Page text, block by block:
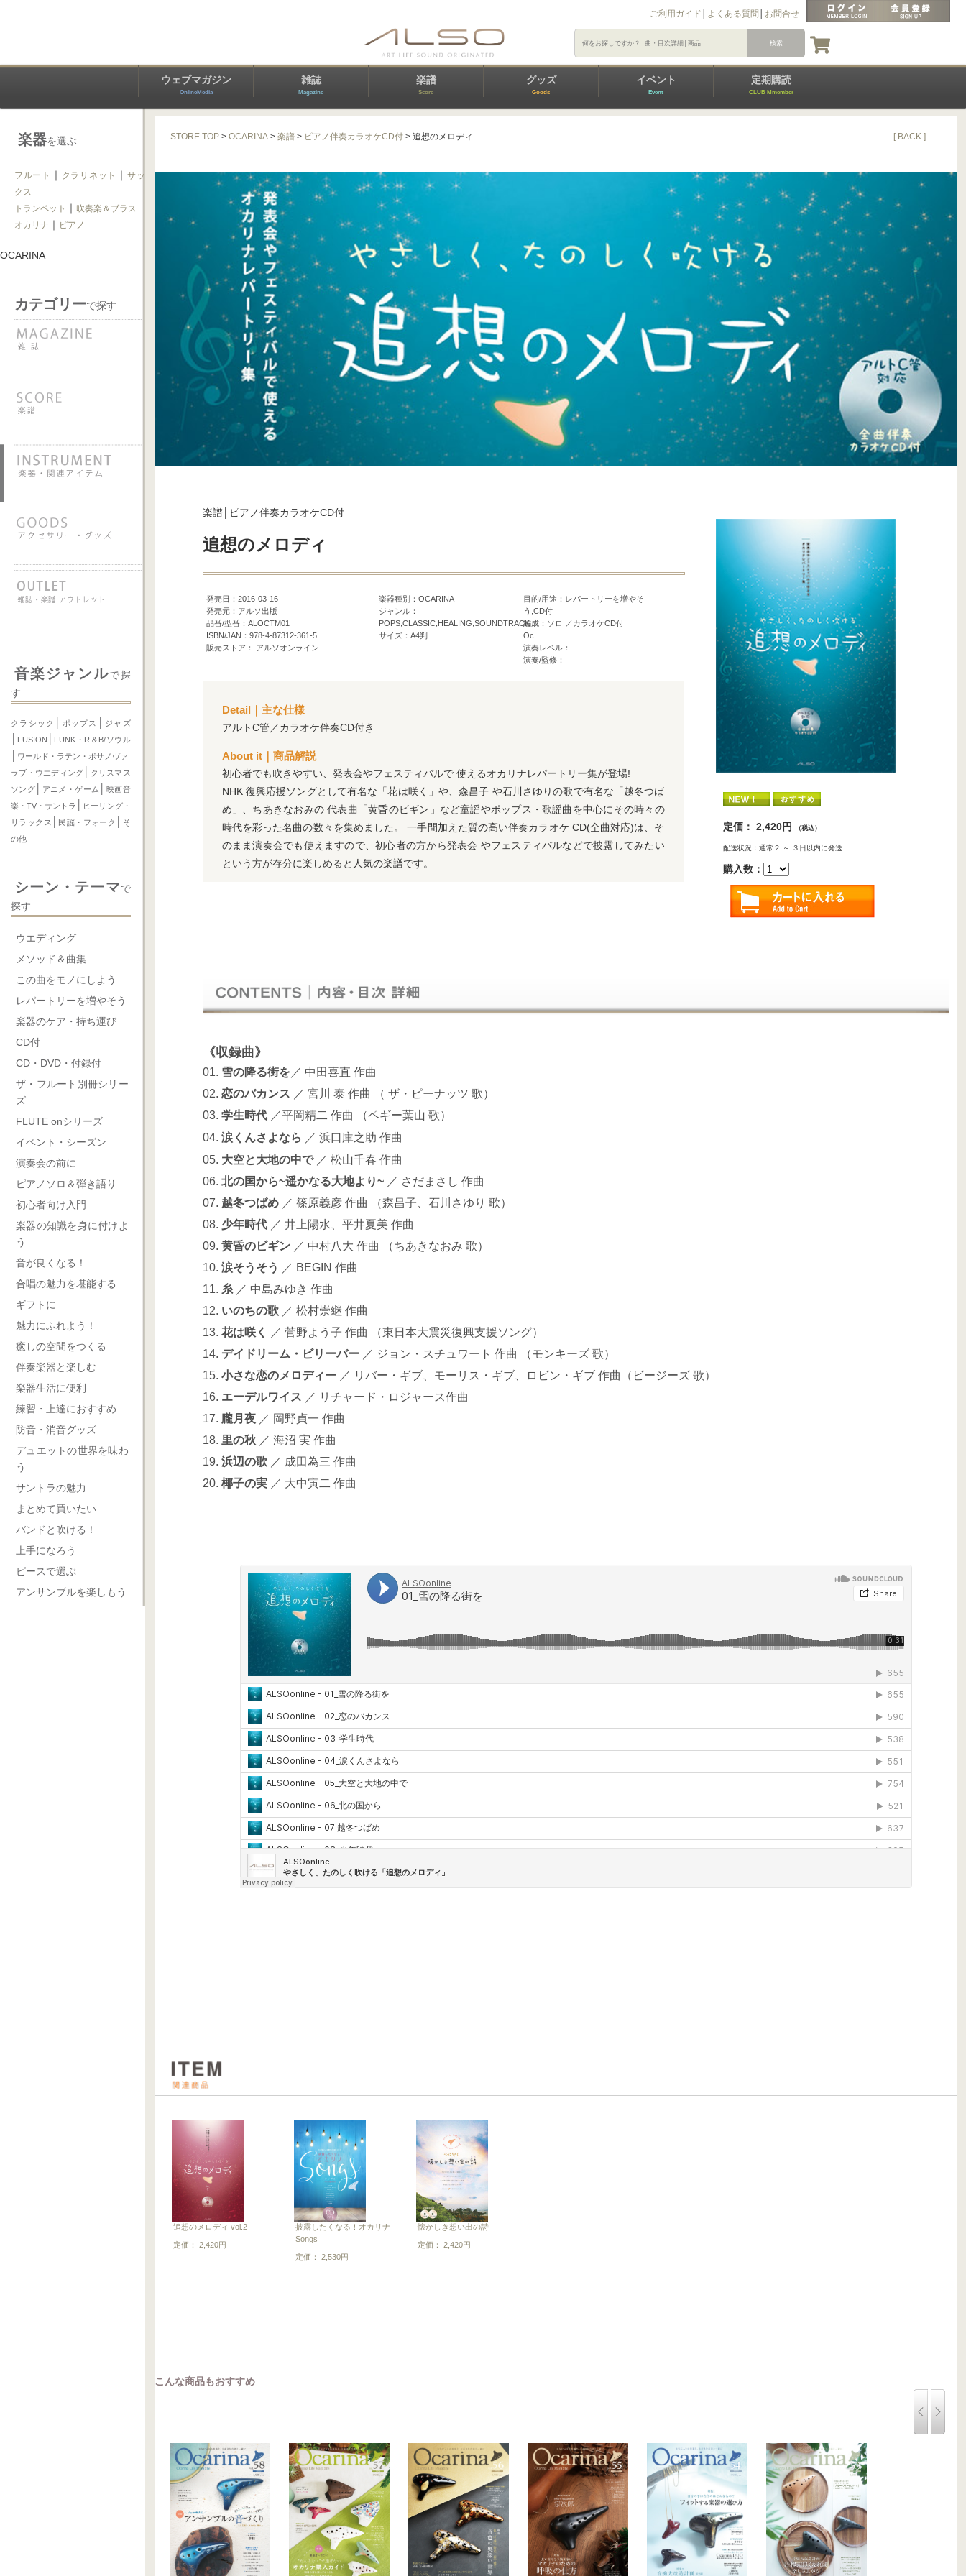
ご利用ガイド よくある質問 お問合せ
ウェブマガジン
OnlineMedia
雑誌
Magazine
楽譜
Score
グッズ
Goods
イベント
Event
定期購読
CLUB Mmember
楽器を選ぶ
フルート ｜ クラリネット ｜ サッ
クス
トランペット
｜ 吹奏楽＆ブラス
オカリナ ｜ ピアノ
OCARINA
カテゴリーで探す
音楽ジャンルで探
す
クラシック ポップス ジャズ
FUSION FUNK・R＆B/ソウル
ワールド・ラテン・ボサノヴァ
ラブ・ウエディング
クリスマス
ソング
アニメ・ゲーム
映画音
楽・TV・サントラ
ヒーリング・
リラックス
民謡・フォーク
そ
の他
シーン・テーマで
探す
ウエディング
メソッド＆曲集
この曲をモノにしよう
レパートリーを増やそう
楽器のケア・持ち運び
CD付
CD・DVD・付録付
ザ・フルート別冊シリー
ズ
FLUTE onシリーズ
イベント・シーズン
演奏会の前に
ピアノソロ＆弾き語り
初心者向け入門
楽器の知識を身に付けよ
う
音が良くなる！
合唱の魅力を堪能する
ギフトに
魅力にふれよう！
癒しの空間をつくる
伴奏楽器と楽しむ
楽器生活に便利
練習・上達におすすめ
防音・消音グッズ
デュエットの世界を味わ
う
サントラの魅力
まとめて買いたい
バンドと吹ける！
上手になろう
ピースで選ぶ
アンサンブルを楽しもう
STORE TOP >OCARINA >楽譜 > ピアノ伴奏カラオケCD付 > 追想のメロディ [ BACK ]
楽譜│ピアノ伴奏カラオケCD付
追想のメロディ
発売日：2016-03-16
発売元：アルソ出版
品番/型番：ALOCTM01
ISBN/JAN：978-4-87312-361-5
販売ストア： アルソオンライン
楽器種別：OCARINA
ジャンル：
POPS,CLASSIC,HEALING,SOUNDTRACK
サイズ：A4判
目的/用途：レパートリーを増やそ
う,CD付
編成：ソロ ／カラオケCD付
Oc.
演奏レベル：
演奏/監修：
Detail｜主な仕様
アルトC管／カラオケ伴奏CD付き
About it｜商品解説
初心者でも吹きやすい、発表会やフェスティバルで 使えるオカリナレパートリー集が登場!
NHK 復興応援ソングとして有名な「花は咲く」や、森昌子 や石川さゆりの歌で有名な「越冬つば
め」、ちあきなおみの 代表曲「黄昏のビギン」など童謡やポップス・歌謡曲を中心にその時々の
時代を彩った名曲の数々を集めました。 一手間加えた質の高い伴奏カラオケ CD(全曲対応)は、そ
のまま演奏会でも使えますので、初心者の方から発表会 やフェスティバルなどで披露してみたい
という方が存分に楽しめると人気の楽譜です。
定価： 2,420円 （税込）
配送状況：通常２ ～ ３日以内に発送
購入数：
《収録曲》
01. 雪の降る街を ／ 中田喜直 作曲
02. 恋のバカンス ／ 宮川 泰 作曲 （ ザ・ピーナッツ 歌）
03. 学生時代／平岡精二 作曲
（ペギー葉山 歌）
04. 涙くんさよなら ／ 浜口庫之助 作曲
05. 大空と大地の中で／ 松山千春 作曲
06. 北の国から~遥かなる大地より~ ／ さだまさし 作曲
07. 越冬つばめ ／ 篠原義彦 作曲 （森昌子、石川さゆり 歌）
08. 少年時代／ 井上陽水、平井夏美 作曲
09. 黄昏のビギン／ 中村八大 作曲 （ちあきなおみ 歌）
10. 涙そうそう
／ BEGIN 作曲
11. 糸／ 中島みゆき 作曲
12. いのちの歌 ／ 松村崇継 作曲
13. 花は咲く
／ 菅野よう子 作曲 （東日本大震災復興支援ソング）
14. デイドリーム・ビリーバー／ ジョン・スチュワート 作曲 （モンキーズ 歌）
15. 小さな恋のメロディー／ リバー・ギブ、モーリス・ギブ、ロビン・ギブ 作曲（ビージーズ 歌）
16. エーデルワイス ／ リチャード・ロジャース作曲
17. 朧月夜 ／ 岡野貞一 作曲
18. 里の秋／ 海沼 実 作曲
19. 浜辺の歌／ 成田為三 作曲
20. 椰子の実／ 大中寅二 作曲
追想のメロディ vol.2
定価： 2,420円
披露したくなる！オカリナ
Songs
定価： 2,530円
懐かしき想い出の詩
定価： 2,420円
こんな商品もおすすめ